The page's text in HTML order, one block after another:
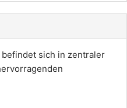
sich in zentraler